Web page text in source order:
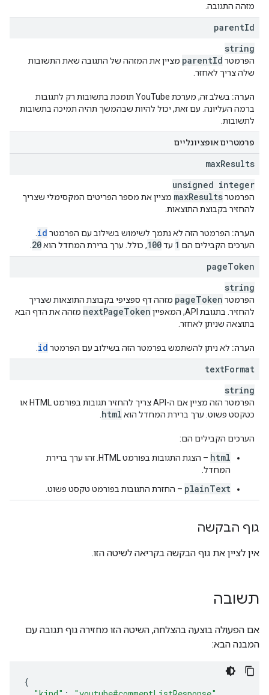
מזהה התגובה.
parentId
string
הפרמטר parentId
מציין את המזהה של התגובה שאת התשובות
שלה צריך לאחזר.
הערה:
בשלב זה, מערכת YouTube תומכת בתשובות רק לתגובות
ברמה העליונה. עם זאת, יכול להיות שבהמשך תהיה תמיכה בתשובות
לתשובות.
פרמטרים אופציונליים
maxResults
unsigned integer
הפרמטר maxResults
מציין את מספר הפריטים המקסימלי שצריך
להחזיר בקבוצת התוצאות.
הערה: הפרמטר הזה לא נתמך לשימוש בשילוב עם הפרמטר id
הערכים הקבילים הם 1 עד100, כולל. ערך ברירת המחדל הוא20
pageToken
string
הפרמטר pageToken
מזהה דף ספציפי בקבוצת התוצאות שצריך
להחזיר. בתגובת API, המאפיין
nextPageToken
מזהה את הדף הבא
בתוצאה שניתן לאחזר.
הערה: לא ניתן להשתמש בפרמטר הזה בשילוב עם הפרמטר id
textFormat
string
הפרמטר הזה מציין אם ה-API צריך להחזיר תגובות בפורמט HTML או
כטקסט פשוט. ערך ברירת המחדל הוא html
הערכים הקבילים הם:
html
– הצגת התגובות בפורמט HTML. זהו ערך ברירת
המחדל.
plainText – החזרת התגובות בפורמט טקסט פשוט.
גוף הבקשה
אין לציין את גוף הבקשה בקריאה לשיטה הזו.
תשובה
אם הפעולה בוצעה בהצלחה, השיטה הזו מחזירה גוף תגובה עם
המבנה הבא:
{